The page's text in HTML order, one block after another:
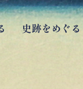
史跡をめぐる